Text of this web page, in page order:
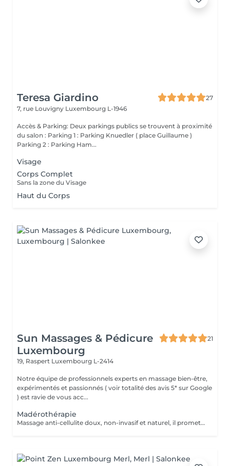
Teresa Giardino
27
7, rue Louvigny Luxembourg L-1946
Accès & Parking: Deux parkings publics se trouvent à proximité
du salon : Parking 1 : Parking Knuedler ( place Guillaume )
Parking 2 : Parking Ham...
Visage
Corps Complet
Sans la zone du Visage
Haut du Corps
Sun Massages & Pédicure
Luxembourg
21
19, Raspert Luxembourg L-2414
Notre équipe de professionnels experts en massage bien-être,
expérimentés et passionnés ( voir totalité des avis 5* sur Google
) est ravie de vous acc...
Madérothérapie
Massage anti-cellulite doux, non-invasif et naturel, il promet des effets rapides et durables. Zone visage : 50 minutes Zone inférieure des jambes (et fesses) : 50 minutes Zone supérieure du ventre (et bras) : 50 minutes Corps complet : 75 minutes Technique traditionnelle de Colombie, la madérothérapie est très efficace contre la cellulite et le relâchement des tissus. L'effet massant des outils en bois et les mouvements de la praticienne vont peu à peu remodeler et tonifier le corps, drainer la lymphe, détendre les muscles mais aussi casser les cellules graisseuses responsables de la peau d'orange et affiner le grain de peau, tout en douceur. Pour le rituel visage, la praticienne utilise des instruments en bois spécifiquement adaptés à cette zone sensible pour stimuler la microcirculation, favoriser le drainage lymphatique, et détendre les tensions du visage. Un soin relaxant et non invasif pour un visage visiblement plus frais et reposé. Fréquence conseillée de 1 à 2 fois par semaine par cycle de 5-6 séances (à renouveler selon les besoins). Puis une fois par mois pour entretenir les résultats.